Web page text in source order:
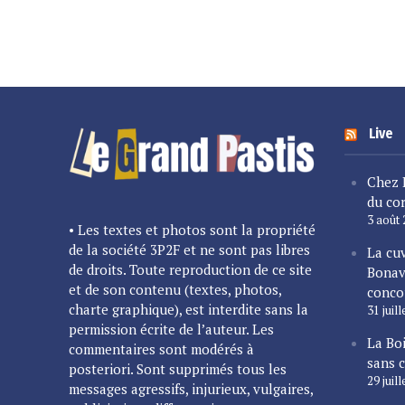
• Les textes et photos sont la propriété
de la société 3P2F et ne sont pas libres
de droits. Toute reproduction de ce site
et de son contenu (textes, photos,
charte graphique), est interdite sans la
permission écrite de l’auteur. Les
commentaires sont modérés à
posteriori. Sont supprimés tous les
messages agressifs, injurieux, vulgaires,
Live
Chez
du
3 août
La
31
La
sans
29